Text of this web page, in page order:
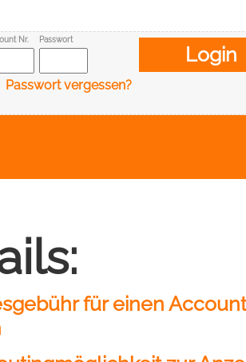
Nr. Passwort
Passwort vergessen?
für einen